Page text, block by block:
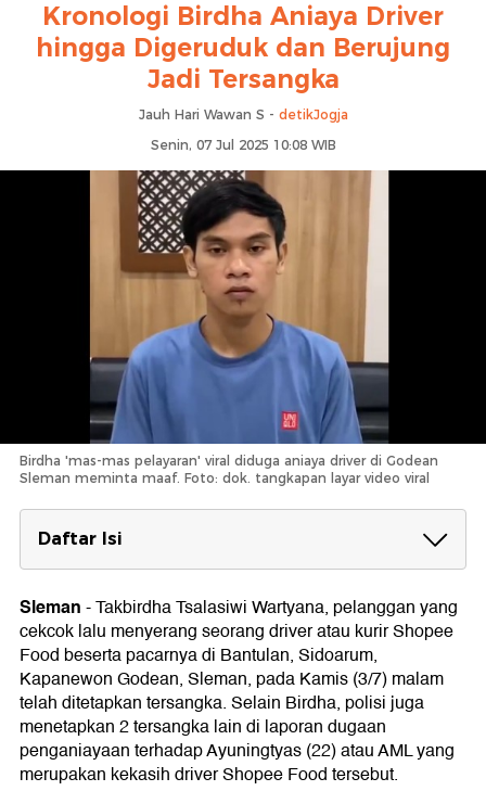
Kronologi Birdha Aniaya Driver
hingga Digeruduk dan Berujung
Jadi Tersangka
Jauh Hari Wawan S - detikJogja
Senin, 07 Jul 2025 10:08 WIB
Birdha 'mas-mas pelayaran' viral diduga aniaya driver di Godean
Sleman meminta maaf. Foto: dok. tangkapan layar video viral
Daftar Isi
Kamis, 3 Juli 2025 Malam
Jumat, 4 Juli 2025 Dini Hari
Jumat, 4 Juli 2025 Malam
Sabtu, 5 Juli 2025 Dini Hari
Minggu, 6 Juli 2025
Sleman-Takbirdha Tsalasiwi Wartyana, pelanggan yang
cekcok lalu menyerang seorang driver atau kurir Shopee
Food beserta pacarnya di Bantulan, Sidoarum,
Kapanewon Godean, Sleman, pada Kamis (3/7) malam
telah ditetapkan tersangka. Selain Birdha, polisi juga
menetapkan 2 tersangka lain di laporan dugaan
penganiayaan terhadap Ayuningtyas (22) atau AML yang
merupakan kekasih driver Shopee Food tersebut.